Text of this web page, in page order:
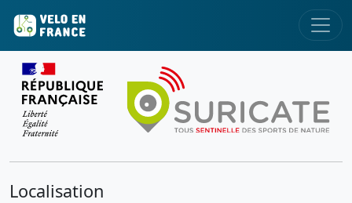
Localisation